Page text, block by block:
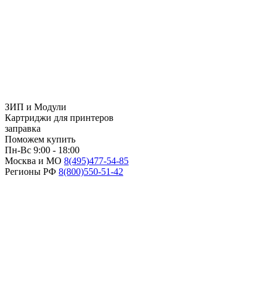
ЗИП и Модули
Картриджи для принтеров
заправка
Поможем купить
Пн-Вс 9:00 - 18:00
Москва и МО 8(495)477-54-85
Регионы РФ 8(800)550-51-42